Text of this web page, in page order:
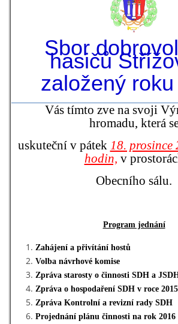
FOTOGALERIE
SVATÝ FLORIÁN
MODLITBA HASIČE
ARCHIV
Sbor
hasičů
založený
Vás tímto zve na svoji
hromadu, která
uskuteční v pátek 18. prosince
hodin, v
Obecního sálu.
Program jednání
Zahájení a přivítání hostů
Volba návrhové komise
Zpráva starosty o činnosti SDH a
Zpráva o hospodaření SDH v roce 2015
Zpráva Kontrolní a revizní rady SDH
Projednání plánu činnosti na rok 2016